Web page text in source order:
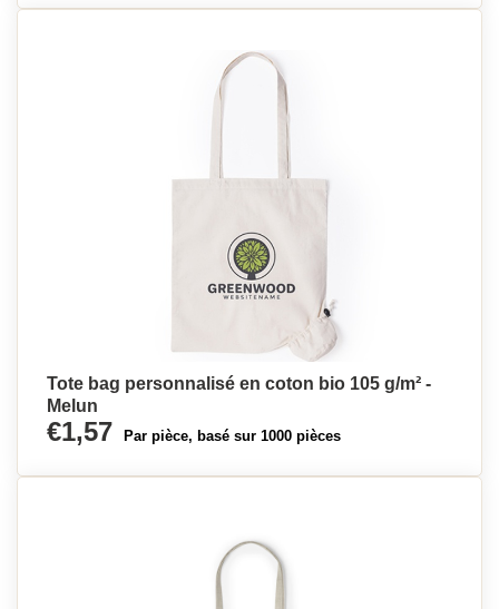
Tote bag personnalisé en coton bio 105 g/m² -
Melun
€1,57 Par pièce, basé sur 1000 pièces